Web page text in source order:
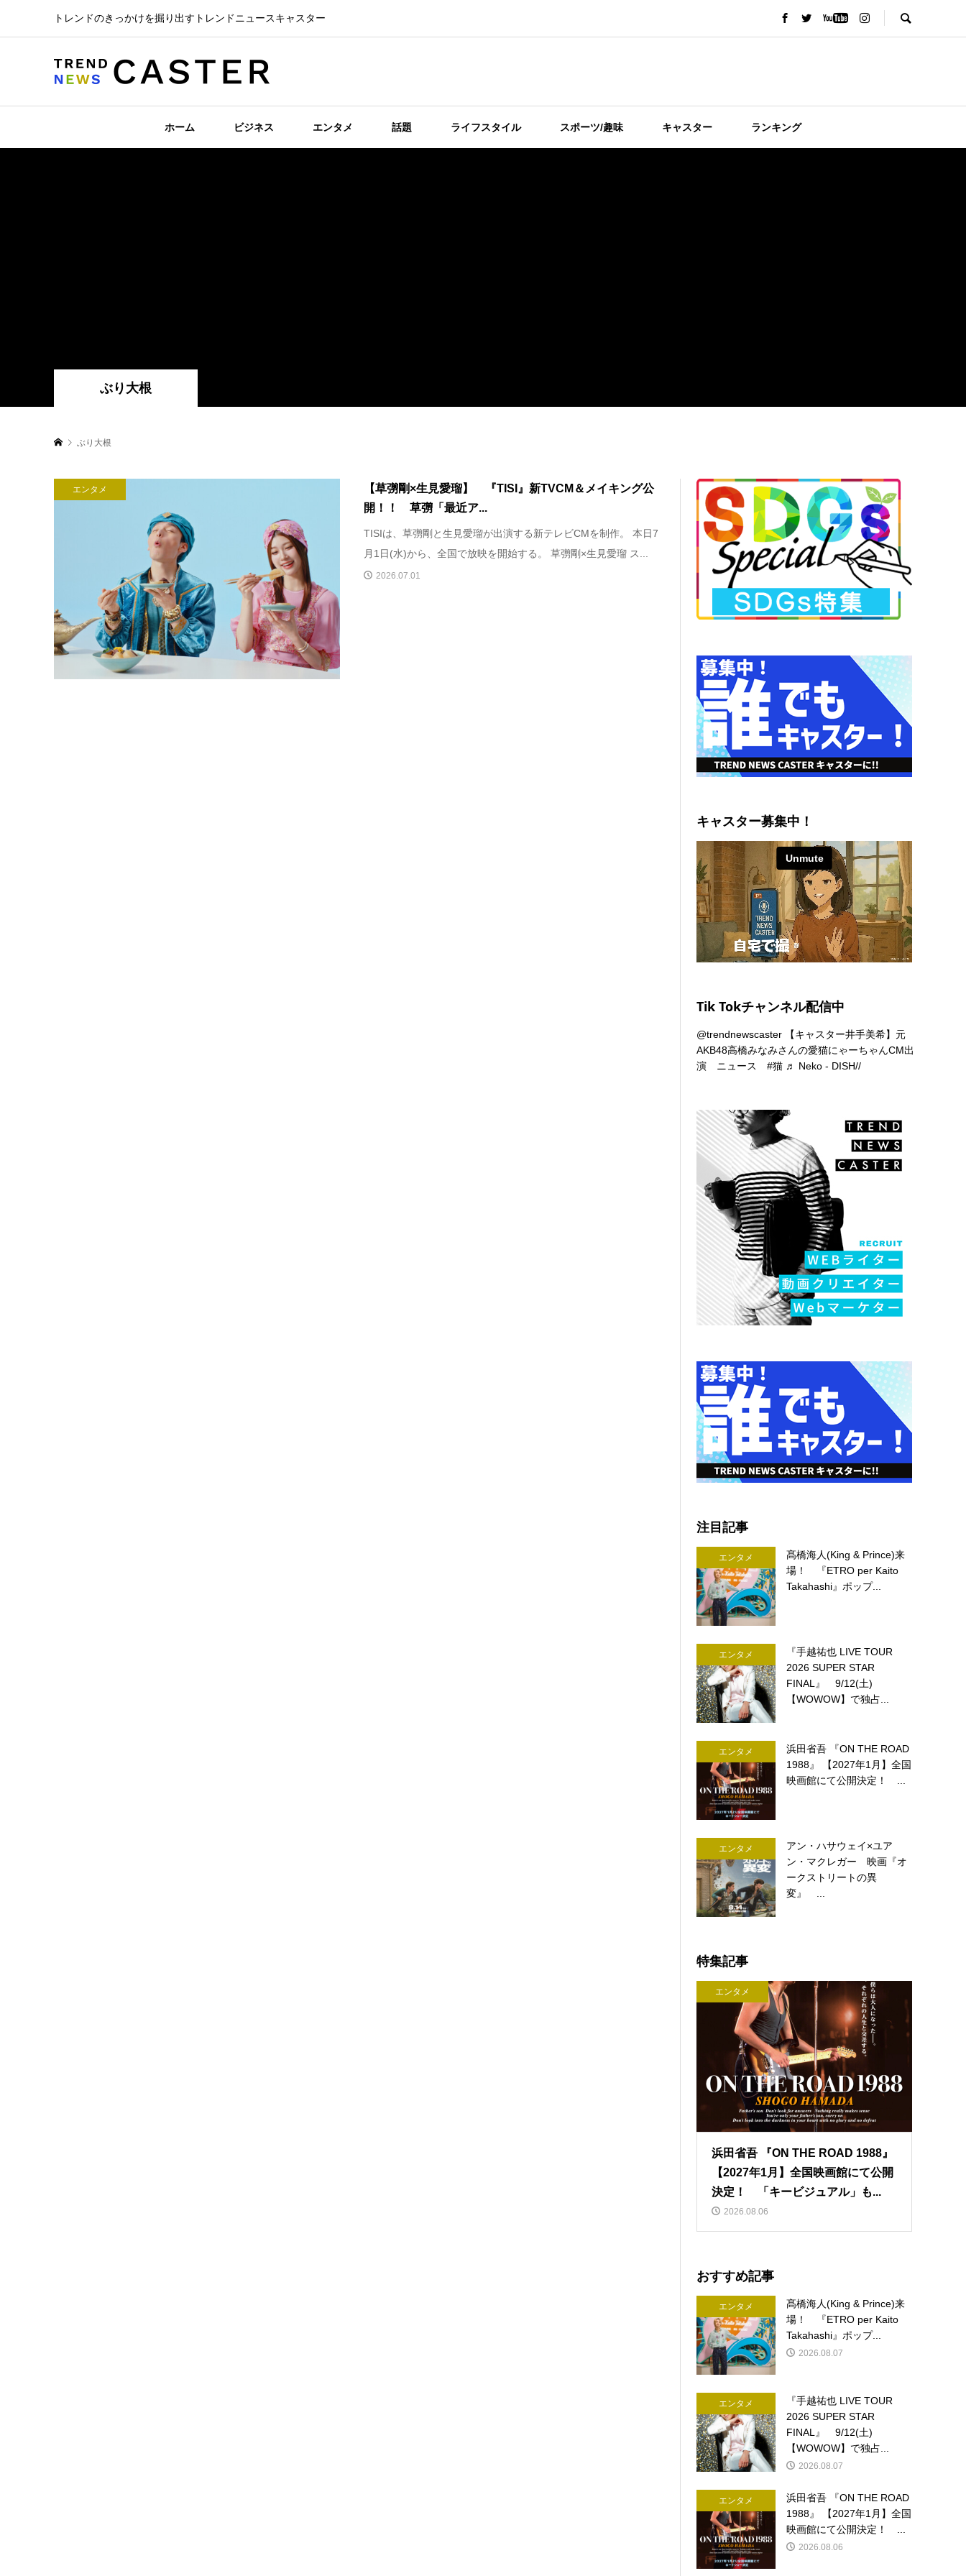
トレンドのきっかけを掘り出すトレンドニュースキャスター
ホーム ビジネス エンタメ 話題 ライフスタイル スポーツ/趣味 キャスター ランキング
ぶり大根
ぶり大根
エンタメ
【草彅剛×生見愛瑠】 『TISI』新TVCM＆メイキング公
開！！ 草彅「最近ア...
TISIは、草彅剛と生見愛瑠が出演する新テレビCMを制作。 本日7
月1日(水)から、全国で放映を開始する。 草彅剛×生見愛瑠 ス...
2026.07.01
キャスター募集中！
Tik Tokチャンネル配信中
@trendnewscaster 【キャスター井手美希】元
AKB48高橋みなみさんの愛猫にゃーちゃんCM出
演 ニュース#猫 ♬ Neko - DISH//
注目記事
エンタメ
髙橋海人(King & Prince)来
場！ 『ETRO per Kaito
Takahashi』ポップ...
エンタメ
『手越祐也 LIVE TOUR
2026 SUPER STAR
FINAL』 9/12(土)
【WOWOW】で独占...
エンタメ
浜田省吾 『ON THE ROAD
1988』 【2027年1月】全国
映画館にて公開決定！ ...
エンタメ
アン・ハサウェイ×ユア
ン・マクレガー 映画『オ
ークストリートの異
変』 ...
特集記事
エンタメ
浜田省吾 『ON THE ROAD 1988』
【2027年1月】全国映画館にて公開
決定！ 「キービジュアル」も...
2026.08.06
おすすめ記事
エンタメ
髙橋海人(King & Prince)来
場！ 『ETRO per Kaito
Takahashi』ポップ...
2026.08.07
エンタメ
『手越祐也 LIVE TOUR
2026 SUPER STAR
FINAL』 9/12(土)
【WOWOW】で独占...
2026.08.07
エンタメ
浜田省吾 『ON THE ROAD
1988』 【2027年1月】全国
映画館にて公開決定！ ...
2026.08.06